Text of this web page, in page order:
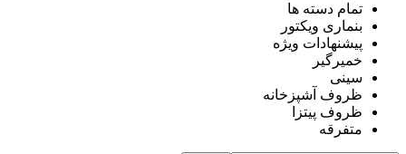
تمام دسته ها
بنماری ویکتور
پیشنهادات ویژه
خمیرگیر
سینی
ظروف آشپزخانه
ظروف پیتزا
متفرقه